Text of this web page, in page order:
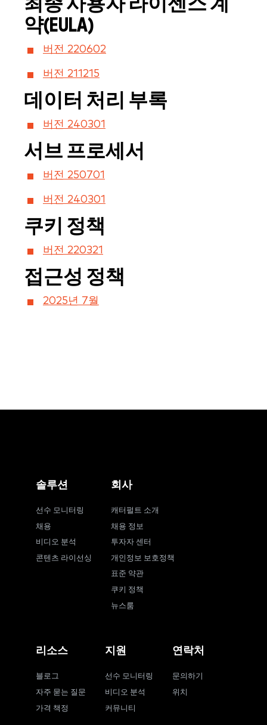
최종 사용자 라이센스 계
약(EULA)
버전 220602
버전 211215
데이터 처리 부록
버전 240301
서브 프로세서
버전 250701
버전 240301
쿠키 정책
버전 220321
접근성 정책
2025년 7월
솔루션
선수 모니터링
채용
비디오 분석
콘텐츠 라이선싱
회사
캐터펄트 소개
채용 정보
투자자 센터
개인정보 보호정책
표준 약관
쿠키 정책
뉴스룸
리소스
블로그
자주 묻는 질문
가격 책정
지원
선수 모니터링
비디오 분석
커뮤니티
연락처
문의하기
위치